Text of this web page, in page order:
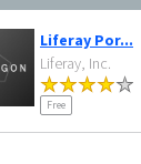
Liferay Por...
Liferay, Inc.
Free